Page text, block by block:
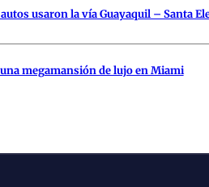
usaron la vía Guayaquil – Santa
megamansión de lujo en Miami